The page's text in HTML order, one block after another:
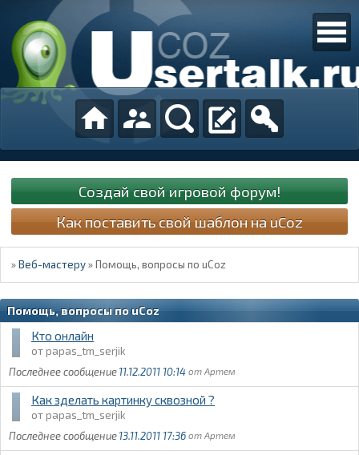
Создай свой игровой форум!
Как поставить свой шаблон на uCoz
»Веб-мастеру »Помощь, вопросы по uCoz
Помощь, вопросы по uCoz
Кто онлайн
papas_tm_serjik
11.12.2011 10:14
Артем
Как зделать картинку сквозной ?
papas_tm_serjik
13.11.2011 17:36
Артем